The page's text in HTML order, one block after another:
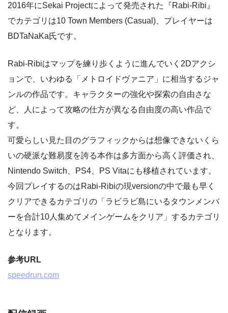
2016年にSekai Projectによって発売された『Rabi-Ribi』
でカテゴリは10 Town Members (Casual)、プレイヤーは
BDTaNaKa氏です。
Rabi-Ribiはマップを練り歩くように進んでいく2Dアクシ
ョンで、いわゆる「メトロイドヴァニア」に相当するジャ
ンルの作品です。キャラクターの強化や探索の自由さな
ど、人によって攻略の仕方が異なる自由度の高い作品で
す。
可愛らしい見た目のグラフィックからは想像できないくら
いの硬派な難易度を誇る本作は多方面から高く評価され、
Nintendo Switch、PS4、PS Vitaにも移植されています。
今回プレイするのはRabi-Ribiの現versionの中で最も早く
クリアできるカテゴリの「ラビラビ島にいるタウンメンバ
ーを合計10人集めてメインゲームをクリア」するカテゴリ
となります。
参考URL
speedrun.com